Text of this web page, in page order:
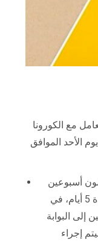
مع الكورونا
الأحد الموافق
أسبوعين
في نفس الفصل ، يتم عزل الفصل لمدة 5 أيام، في
إلى البوابة
حيث سيتم إجراء